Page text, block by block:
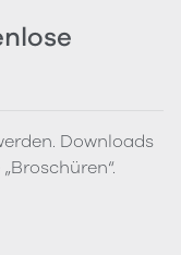
Downloads